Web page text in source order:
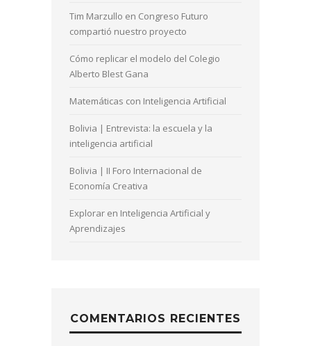
Tim Marzullo en Congreso Futuro
compartió nuestro proyecto
Cómo replicar el modelo del Colegio
Alberto Blest Gana
Matemáticas con Inteligencia Artificial
Bolivia | Entrevista: la escuela y la
inteligencia artificial
Bolivia | II Foro Internacional de
Economía Creativa
Explorar en Inteligencia Artificial y
Aprendizajes
COMENTARIOS RECIENTES